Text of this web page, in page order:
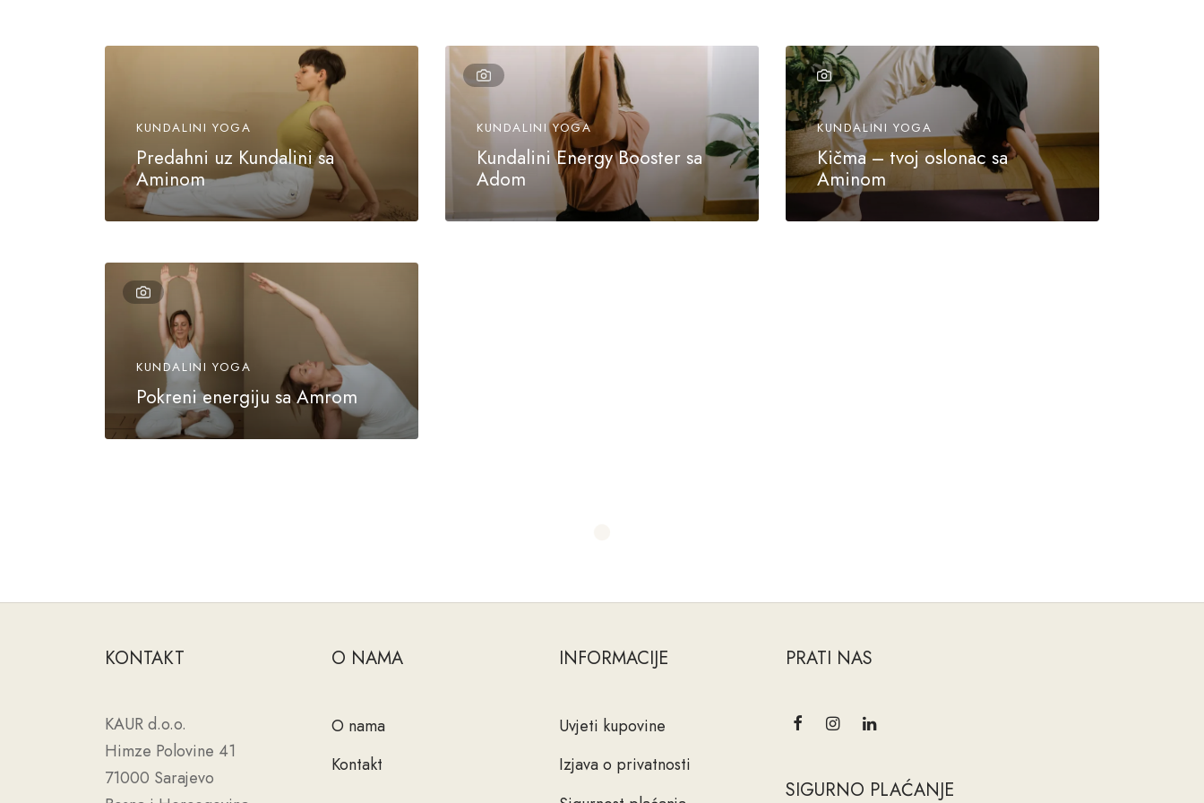
KUNDALINI YOGA
Predahni uz Kundalini sa
Aminom
KUNDALINI YOGA
Kundalini Energy Booster sa
Adom
KUNDALINI YOGA
Kičma – tvoj oslonac sa
Aminom
KUNDALINI YOGA
Pokreni energiju sa Amrom
PRATI NAS
SIGURNO PLAĆANJE
O NAMA
O nama
Kontakt
INFORMACIJE
Uvjeti kupovine
Izjava o privatnosti
KONTAKT
KAUR d.o.o.
Himze Polovine 41
71000 Sarajevo